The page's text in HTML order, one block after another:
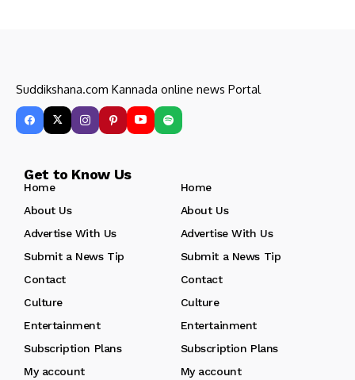
Suddikshana.com Kannada online news Portal
Get to Know Us
Home
Home
About Us
About Us
Advertise With Us
Advertise With Us
Submit a News Tip
Submit a News Tip
Contact
Contact
Culture
Culture
Entertainment
Entertainment
Subscription Plans
Subscription Plans
My account
My account